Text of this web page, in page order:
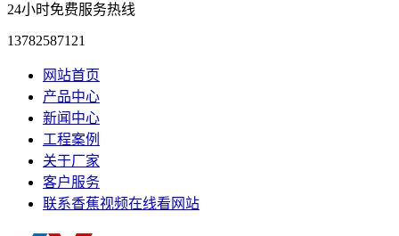
24小时免费服务热线
13782587121
网站首页
产品中心
新闻中心
工程案例
关于厂家
客户服务
联系香蕉视频在线看网站